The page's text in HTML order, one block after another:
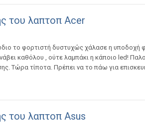
του λαπτοπ Acer
το φορτιστή δυστυχώς χάλασε η υποδοχή
καθόλου , ούτε λαμπάκι η κάποιο led!
Τώρα τίποτα. Πρέπει να το πάω για
του λαπτοπ Asus